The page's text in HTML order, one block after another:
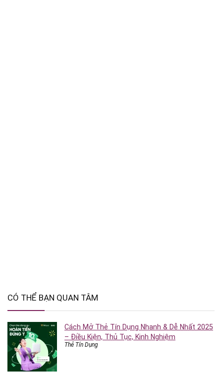
CÓ THỂ BẠN QUAN TÂM
Cách Mở Thẻ Tín Dụng Nhanh & Dễ Nhất 2025
– Điều Kiện, Thủ Tục, Kinh Nghiệm
Thẻ Tín Dụng